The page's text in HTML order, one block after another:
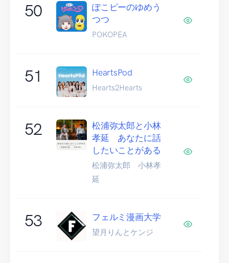
50
ぽこピーのゆめう
つつ
POKOPEA
51 HeartsPod
Hearts2Hearts
52
松浦弥太郎と小林
孝延 あなたに話
したいことがある
松浦弥太郎 小林孝
延
53 フェルミ漫画大学
望月りんとケンジ